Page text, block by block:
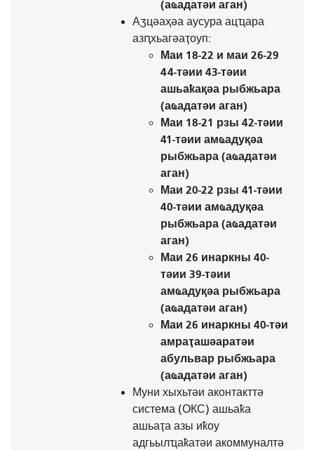
(аҩадатәи аган)
Аӡцәаҳәа аусура ацҵара
азԥхьагәаҭоуп:
Маи 18-22 и маи 26-29
44-тәии 43-тәии
ашьаҟақәа рыбжьара
(аҩадатәи аган)
Маи 18-21 рзы 42-тәии
41-тәии амҩадуқәа
рыбжьара (аҩадатәи
аган)
Маи 20-22 рзы 41-тәии
40-тәии амҩадуқәа
рыбжьара (аҩадатәи
аган)
Маи 26 инаркны 40-
тәии 39-тәии
амҩадуқәа рыбжьара
(аҩадатәи аган)
Маи 26 инаркны 40-тәи
амраҭашәаратәи
абульвар рыбжьара
(аҩадатәи аган)
Муни хыхьтәи аконтакттә
система (ОКС) ашьаҟа
ашьаҭа азы иҟоу
адгьылҵаҟатәи акоммуналтә